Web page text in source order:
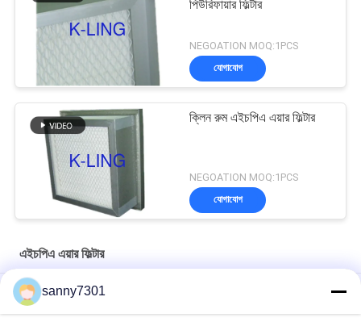
পিউরিফায়ার ফিল্টার
NEGOATION MOQ:1PCS
যোগাযোগ
ক্লিন রুম এইচপিএ এয়ার ফিল্টার
NEGOATION MOQ:1PCS
যোগাযোগ
এইচপিএ এয়ার ফিল্টার
বড় এয়ার ভলিউম ইনস্টল করা সহজ সহ উচ্চ দক্ষতা এইচপিএ ক্লিন রুম এয়ার ফিল্টার
sanny7301